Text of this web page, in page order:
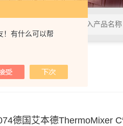
！有什么可以帮
德国艾本德ThermoMixer